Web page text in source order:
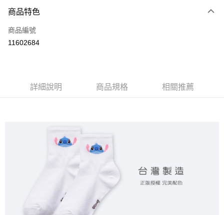
LINE Pay
Apple Pay
ATM付款
每筆NT$80，滿NT$899(含以上)免運費
每筆NT$80，滿NT$859(含以上)免運費
每筆NT$80，滿NT$899(含以上)免運費
商品特色
商品編號
11602684
詳細說明 商品規格 相關推薦